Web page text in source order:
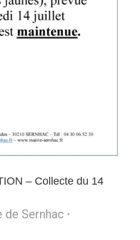
– Collecte du 14
de Sernhac